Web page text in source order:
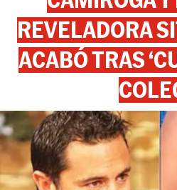
REVELADORA
ACABÓ TRAS